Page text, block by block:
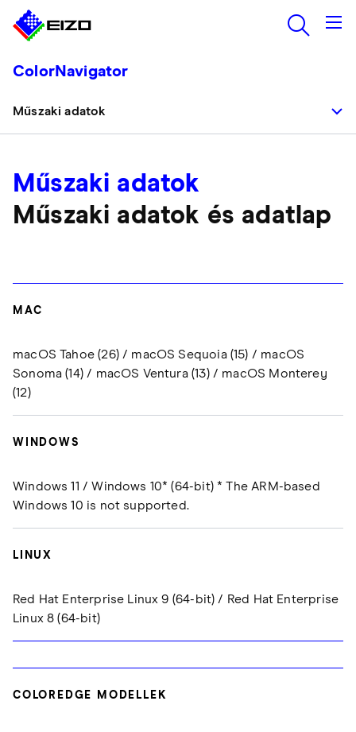
ColorNavigator
Műszaki adatok
Műszaki adatok
Műszaki adatok és adatlap
MAC
macOS Tahoe (26) / macOS Sequoia (15) / macOS
Sonoma (14) / macOS Ventura (13) / macOS Monterey
(12)
WINDOWS
Windows 11 / Windows 10* (64-bit) * The ARM-based
Windows 10 is not supported.
LINUX
Red Hat Enterprise Linux 9 (64-bit) / Red Hat Enterprise
Linux 8 (64-bit)
COLOREDGE MODELLEK